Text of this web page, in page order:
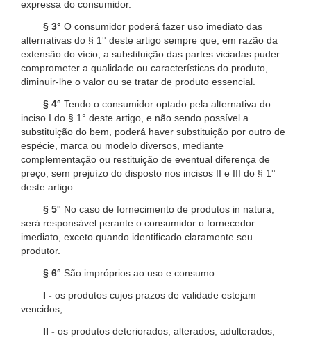
expressa do consumidor.
§ 3° O consumidor poderá fazer uso imediato das
alternativas do § 1° deste artigo sempre que, em razão da
extensão do vício, a substituição das partes viciadas puder
comprometer a qualidade ou características do produto,
diminuir-lhe o valor ou se tratar de produto essencial.
§ 4° Tendo o consumidor optado pela alternativa do
inciso I do § 1° deste artigo, e não sendo possível a
substituição do bem, poderá haver substituição por outro de
espécie, marca ou modelo diversos, mediante
complementação ou restituição de eventual diferença de
preço, sem prejuízo do disposto nos incisos II e III do § 1°
deste artigo.
§ 5° No caso de fornecimento de produtos in natura,
será responsável perante o consumidor o fornecedor
imediato, exceto quando identificado claramente seu
produtor.
§ 6° São impróprios ao uso e consumo:
I - os produtos cujos prazos de validade estejam
vencidos;
II - os produtos deteriorados, alterados, adulterados,